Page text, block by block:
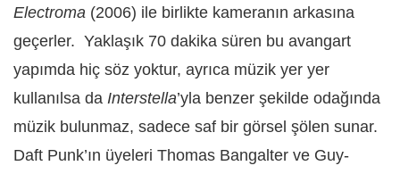
Electroma (2006) ile birlikte kameranın arkasına
geçerler. Yaklaşık 70 dakika süren bu avangart
yapımda hiç söz yoktur, ayrıca müzik yer yer
kullanılsa da Interstella’yla benzer şekilde odağında
müzik bulunmaz, sadece saf bir görsel şölen sunar.
Daft Punk’ın üyeleri Thomas Bangalter ve Guy-